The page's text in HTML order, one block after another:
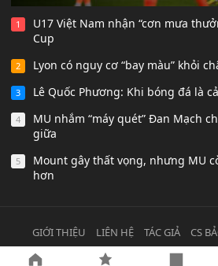
1
U17 Việt Nam nhận “cơn mưa
Cup
2 Lyon có nguy cơ “bay màu” khỏi
3 Lê Quốc Phương: Khi bóng đá là
4
MU nhắm “máy quét” Đan Mạch
giữa
5
Mount gây thất vọng, nhưng MU
hơn
GIỚI THIỆU LIÊN HỆ TÁC GIẢ CS
© 2021
All